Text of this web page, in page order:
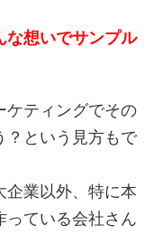
な想いでサンプル
ケティングでその
？という見方もで
企業以外、特に本
っている会社さん